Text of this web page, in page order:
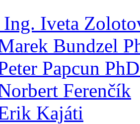
Iveta
Bundzel
Papcun
Ferenčík
Kajáti